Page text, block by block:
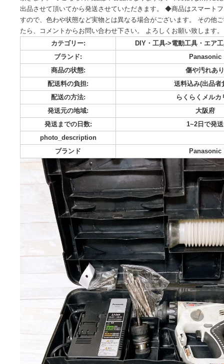
品につき全体的にある程度の汚れや 傷、擦れ等の使用感は
像にてご確認の方 よろしくお願い致します。 【梱包】 プチ
ィルムなどの 資材を必要に応じて包んでの梱包を行います。
こともありますが、 丁寧な梱包を心がけています。 ◆ご購
頂きます。 ◆こちらの商品は中古品になりますが、 簡易的
出品させて頂いてから発送させていただきます。 ◆商品はス
すので、色わや状態など実物とは異なる場合がございます。
たら、コメントからお問い合わせ下さい。 よろしくお願い致
カテゴリー:
DIY・工具->電動工具
ブランド:
商品の状態:
配送料の負担:
送料込み
配送の方法:
らくら
発送元の地域:
発送までの日数:
1~2
photo_description
ブランド